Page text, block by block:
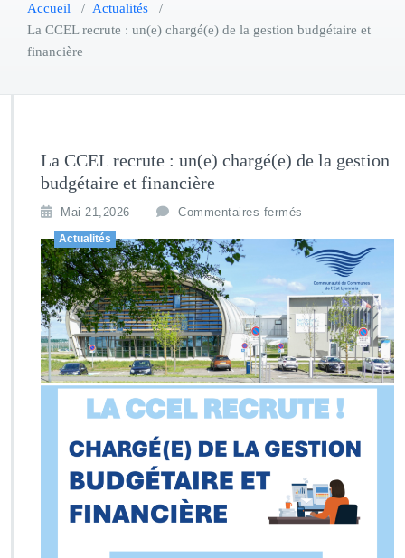
Accueil / Actualités /
La CCEL recrute : un(e) chargé(e) de la gestion budgétaire et
financière
La CCEL recrute : un(e) chargé(e) de la gestion
budgétaire et financière
Mai 21,2026 Commentaires fermés
Actualités